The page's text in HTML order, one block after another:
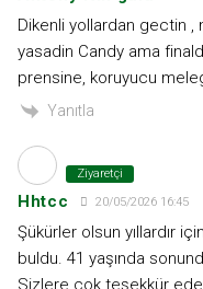
Dikenli yollardan gectin ,
yasadin Candy ama
prensine, koruyucu
Yanıtla
Ziyaretçi
Hhtcc 20/05/2026 16:45
Şükürler olsun yıllardır
buldu. 41 yaşında
Sizlere çok teşekkür